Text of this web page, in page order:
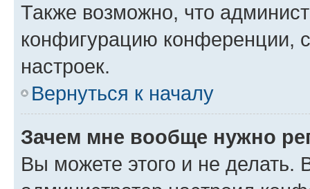
Также возможно, что
конфигурацию конференции,
настроек.
Вернуться к началу
Зачем мне вообще нужно
Вы можете этого и не делать.